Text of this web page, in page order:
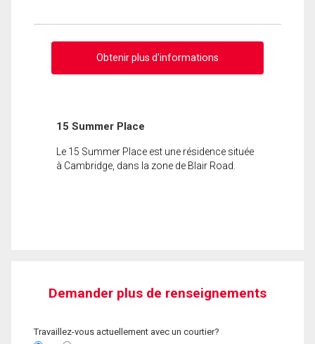
Obtenir plus d'informations
15 Summer Place
Le 15 Summer Place est une résidence située
à Cambridge, dans la zone de Blair Road.
Demander plus de renseignements
Travaillez-vous actuellement avec un courtier?